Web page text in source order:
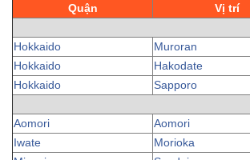
Quận Vị trí
Hokkaido
Muroran
Hokkaido
Hakodate
Hokkaido
Sapporo
Aomori
Aomori
Iwate
Morioka